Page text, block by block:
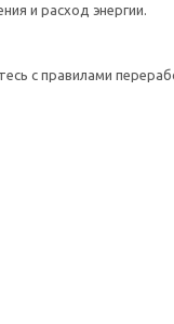
и расход энергии.
с правилами